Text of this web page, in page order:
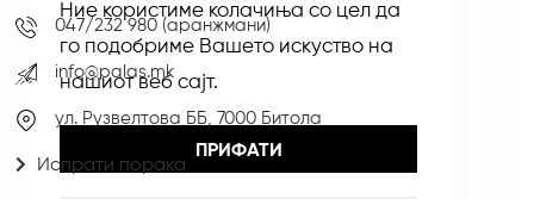
Ние користиме колачиња со цел да
го подобриме Вашето искуство на
нашиот веб сајт.
ПРИФАТИ
047/232 980 (аранжмани)
info@palas.mk
ул. Рузвелтова ББ, 7000 Битола
Испрати порака